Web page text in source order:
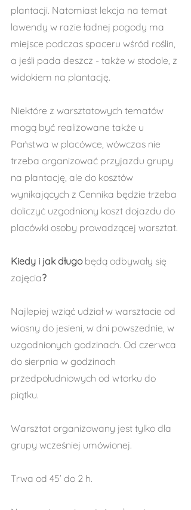
plantacji. Natomiast lekcja na temat
lawendy w razie ładnej pogody ma
miejsce podczas spaceru wśród roślin,
a jeśli pada deszcz - także w stodole, z
widokiem na plantację.
Niektóre z warsztatowych tematów
mogą być realizowane także u
Państwa w placówce, wówczas nie
trzeba organizować przyjazdu grupy
na plantację, ale do kosztów
wynikających z Cennika będzie trzeba
doliczyć uzgodniony koszt dojazdu do
placówki osoby prowadzącej warsztat.
Kiedy i jak długo będą odbywały się
zajęcia?
Najlepiej wziąć udział w warsztacie od
wiosny do jesieni, w dni powszednie, w
uzgodnionych godzinach. Od czerwca
do sierpnia w godzinach
przedpołudniowych od wtorku do
piątku.
Warsztat organizowany jest tylko dla
grupy wcześniej umówionej.
Trwa od 45’ do 2 h.